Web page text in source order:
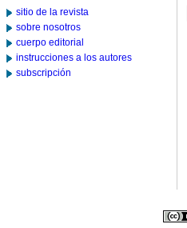
sitio de la revista
sobre nosotros
cuerpo editorial
instrucciones a los autores
subscripción